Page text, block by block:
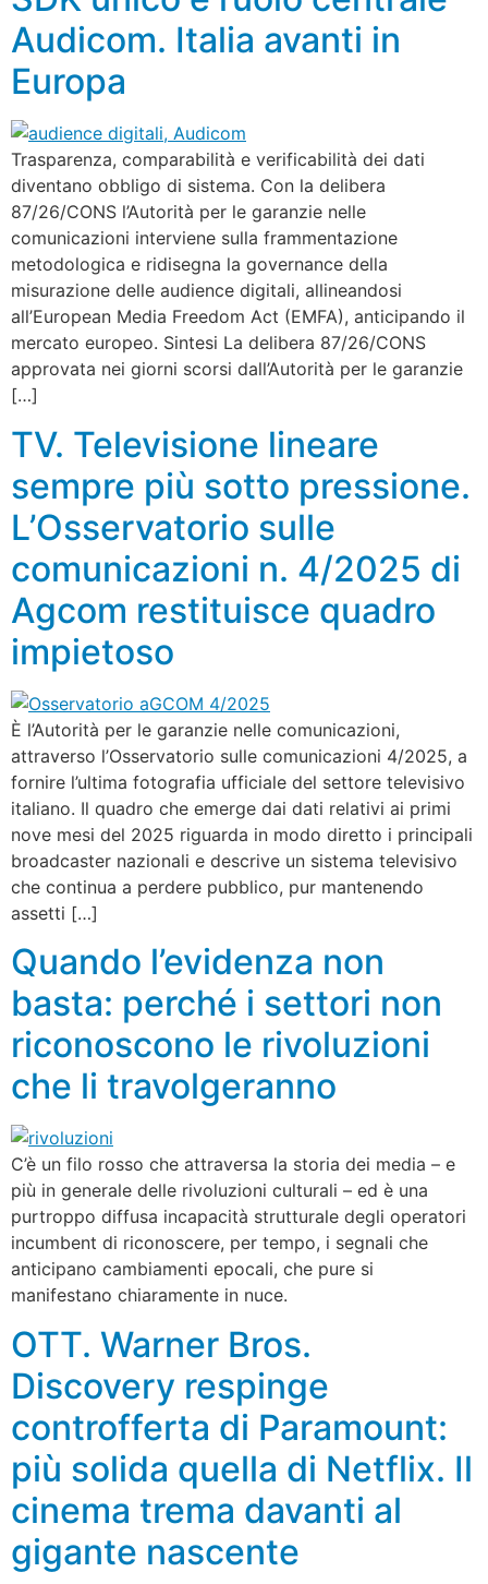
Audicom. Italia avanti in
Europa
Trasparenza, comparabilità e verificabilità dei dati
diventano obbligo di sistema. Con la delibera
87/26/CONS l’Autorità per le garanzie nelle
comunicazioni interviene sulla frammentazione
metodologica e ridisegna la governance della
misurazione delle audience digitali, allineandosi
all’European Media Freedom Act (EMFA), anticipando il
mercato europeo. Sintesi La delibera 87/26/CONS
approvata nei giorni scorsi dall’Autorità per le garanzie
[…]
TV. Televisione lineare
sempre più sotto pressione.
L’Osservatorio sulle
comunicazioni n. 4/2025 di
Agcom restituisce quadro
impietoso
È l’Autorità per le garanzie nelle comunicazioni,
attraverso l’Osservatorio sulle comunicazioni 4/2025, a
fornire l’ultima fotografia ufficiale del settore televisivo
italiano. Il quadro che emerge dai dati relativi ai primi
nove mesi del 2025 riguarda in modo diretto i principali
broadcaster nazionali e descrive un sistema televisivo
che continua a perdere pubblico, pur mantenendo
assetti […]
Quando l’evidenza non
basta: perché i settori non
riconoscono le rivoluzioni
che li travolgeranno
C’è un filo rosso che attraversa la storia dei media – e
più in generale delle rivoluzioni culturali – ed è una
purtroppo diffusa incapacità strutturale degli operatori
incumbent di riconoscere, per tempo, i segnali che
anticipano cambiamenti epocali, che pure si
manifestano chiaramente in nuce.
OTT. Warner Bros.
Discovery respinge
controfferta di Paramount:
più solida quella di Netflix. Il
cinema trema davanti al
gigante nascente